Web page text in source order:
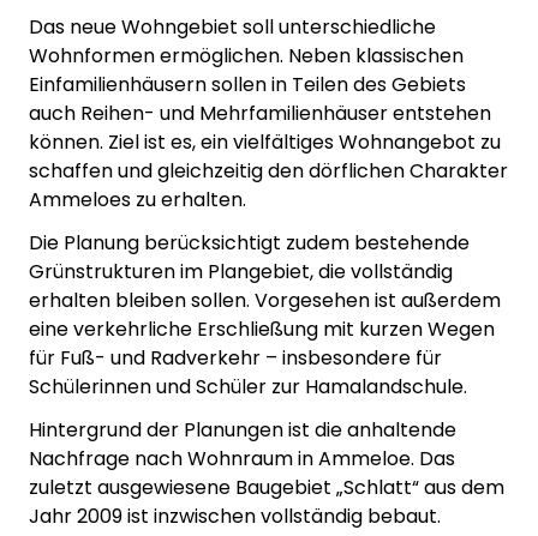
Das neue Wohngebiet soll unterschiedliche
Wohnformen ermöglichen. Neben klassischen
Einfamilienhäusern sollen in Teilen des Gebiets
auch Reihen- und Mehrfamilienhäuser entstehen
können. Ziel ist es, ein vielfältiges Wohnangebot zu
schaffen und gleichzeitig den dörflichen Charakter
Ammeloes zu erhalten.
Die Planung berücksichtigt zudem bestehende
Grünstrukturen im Plangebiet, die vollständig
erhalten bleiben sollen. Vorgesehen ist außerdem
eine verkehrliche Erschließung mit kurzen Wegen
für Fuß- und Radverkehr – insbesondere für
Schülerinnen und Schüler zur Hamalandschule.
Hintergrund der Planungen ist die anhaltende
Nachfrage nach Wohnraum in Ammeloe. Das
zuletzt ausgewiesene Baugebiet „Schlatt“ aus dem
Jahr 2009 ist inzwischen vollständig bebaut.